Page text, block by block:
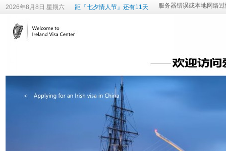
2026年8月8日 星期六 距『七夕情人节』还有11天